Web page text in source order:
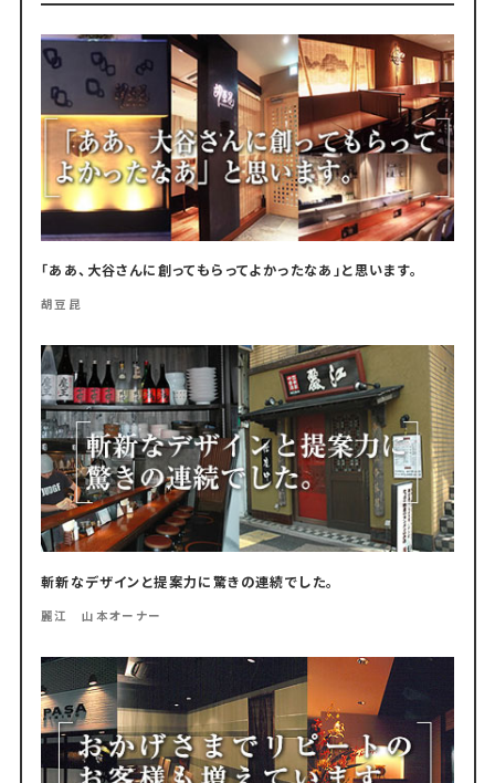
「ああ、大谷さんに創ってもらってよかったなあ」と思います。
胡豆昆
斬新なデザインと提案力に驚きの連続でした。
麗江 山本オーナー